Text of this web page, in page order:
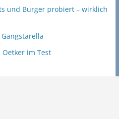
und Burger probiert – wirklich
Oetker im Test